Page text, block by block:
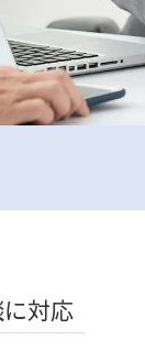
対応